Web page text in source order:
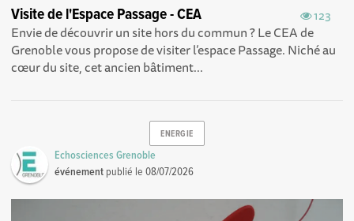
123
Visite de l'Espace Passage - CEA
Envie de découvrir un site hors du commun ? Le CEA de
Grenoble vous propose de visiter l’espace Passage. Niché au
cœur du site, cet ancien bâtiment...
ENERGIE
Echosciences Grenoble
événement publié le08/07/2026